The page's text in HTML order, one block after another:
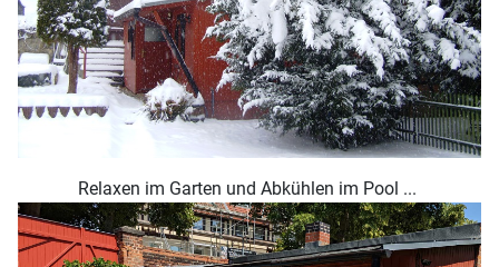
Relaxen im Garten und Abkühlen im Pool ...